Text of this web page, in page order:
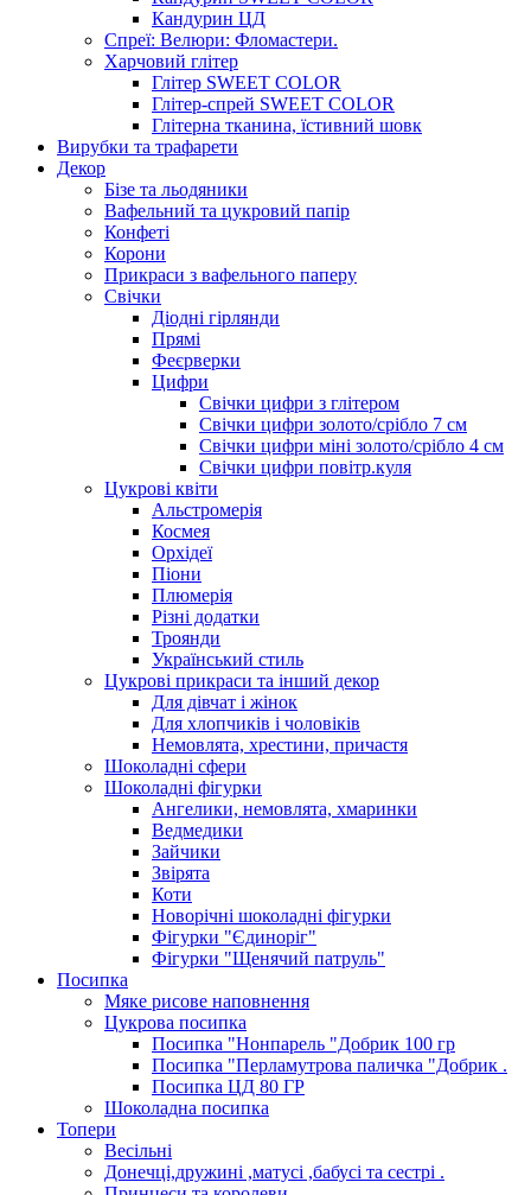
Кандурин ЦД
Спреї: Велюри: Фломастери.
Харчовий глітер
Глітер SWEET COLOR
Глітер-спрей SWEET COLOR
Глітерна тканина, їстивний шовк
Вирубки та трафарети
Декор
Бізе та льодяники
Вафельний та цукровий папір
Конфеті
Корони
Прикраси з вафельного паперу
Свічки
Діодні гірлянди
Прямі
Феєрверки
Цифри
Свічки цифри з глітером
Свічки цифри золото/срібло 7 см
Свічки цифри міні золото/срібло 4 см
Свічки цифри повітр.куля
Цукрові квіти
Альстромерія
Космея
Орхідеї
Піони
Плюмерія
Різні додатки
Троянди
Український стиль
Цукрові прикраси та інший декор
Для дівчат і жінок
Для хлопчиків і чоловіків
Немовлята, хрестини, причастя
Шоколадні сфери
Шоколадні фігурки
Ангелики, немовлята, хмаринки
Ведмедики
Зайчики
Звірята
Коти
Новорічні шоколадні фігурки
Фігурки "Єдиноріг"
Фігурки "Щенячий патруль"
Посипка
Мяке рисове наповнення
Цукрова посипка
Посипка "Нонпарель "Добрик 100 гр
Посипка "Перламутрова паличка "Добрик .
Посипка ЦД 80 ГР
Шоколадна посипка
Топери
Весільні
Донечці,дружині ,матусі ,бабусі та сестрі .